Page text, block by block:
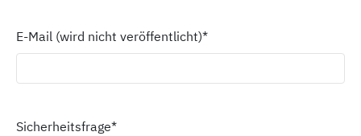
E-Mail (wird nicht veröffentlicht)*
Sicherheitsfrage*